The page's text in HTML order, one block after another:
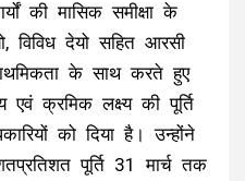
की मासिक समीक्षा के
विविध देयो सहित आरसी
के साथ करते हुए
एवं क्रमिक लक्ष्य की पूर्ति
को दिया है। उन्होंने
पूर्ति 31 मार्च तक